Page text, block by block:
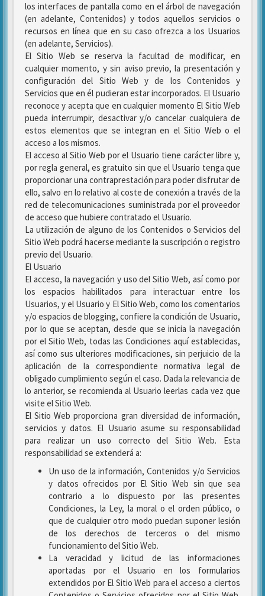
los interfaces de pantalla como en el árbol de navegación
(en adelante, Contenidos) y todos aquellos servicios o
recursos en línea que en su caso ofrezca a los Usuarios
(en adelante, Servicios).
El Sitio Web se reserva la facultad de modificar, en
cualquier momento, y sin aviso previo, la presentación y
configuración del Sitio Web y de los Contenidos y
Servicios que en él pudieran estar incorporados. El Usuario
reconoce y acepta que en cualquier momento El Sitio Web
pueda interrumpir, desactivar y/o cancelar cualquiera de
estos elementos que se integran en el Sitio Web o el
acceso a los mismos.
El acceso al Sitio Web por el Usuario tiene carácter libre y,
por regla general, es gratuito sin que el Usuario tenga que
proporcionar una contraprestación para poder disfrutar de
ello, salvo en lo relativo al coste de conexión a través de la
red de telecomunicaciones suministrada por el proveedor
de acceso que hubiere contratado el Usuario.
La utilización de alguno de los Contenidos o Servicios del
Sitio Web podrá hacerse mediante la suscripción o registro
previo del Usuario.
El Usuario
El acceso, la navegación y uso del Sitio Web, así como por
los espacios habilitados para interactuar entre los
Usuarios, y el Usuario y El Sitio Web, como los comentarios
y/o espacios de blogging, confiere la condición de Usuario,
por lo que se aceptan, desde que se inicia la navegación
por el Sitio Web, todas las Condiciones aquí establecidas,
así como sus ulteriores modificaciones, sin perjuicio de la
aplicación de la correspondiente normativa legal de
obligado cumplimiento según el caso. Dada la relevancia de
lo anterior, se recomienda al Usuario leerlas cada vez que
visite el Sitio Web.
El Sitio Web proporciona gran diversidad de información,
servicios y datos. El Usuario asume su responsabilidad
para realizar un uso correcto del Sitio Web. Esta
responsabilidad se extenderá a:
Un uso de la información, Contenidos y/o Servicios
y datos ofrecidos por El Sitio Web sin que sea
contrario a lo dispuesto por las presentes
Condiciones, la Ley, la moral o el orden público, o
que de cualquier otro modo puedan suponer lesión
de los derechos de terceros o del mismo
funcionamiento del Sitio Web.
La veracidad y licitud de las informaciones
aportadas por el Usuario en los formularios
extendidos por El Sitio Web para el acceso a ciertos